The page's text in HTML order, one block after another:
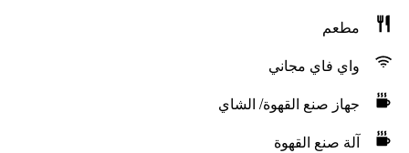
مطعم
واي فاي مجاني
جهاز صنع القهوة/ الشاي
آلة صنع القهوة